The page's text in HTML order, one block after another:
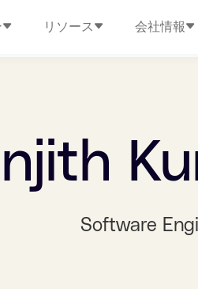
リソース 会社情報
Software